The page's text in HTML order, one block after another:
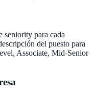
seniority para cada
del puesto para
Associate, Mid-Senior